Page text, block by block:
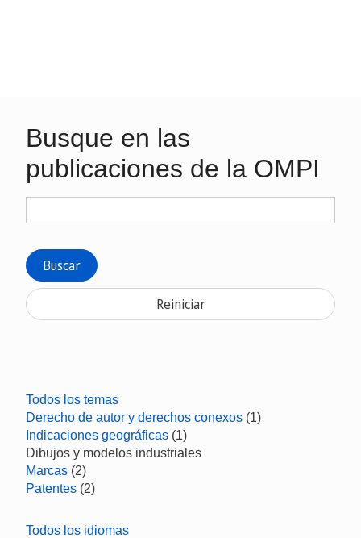
Busque en las
publicaciones de la OMPI
Buscar
Reiniciar
Todos los temas
Derecho de autor y derechos conexos (1)
Indicaciones geográficas (1)
Dibujos y modelos industriales
Marcas (2)
Patentes (2)
Todos los idiomas